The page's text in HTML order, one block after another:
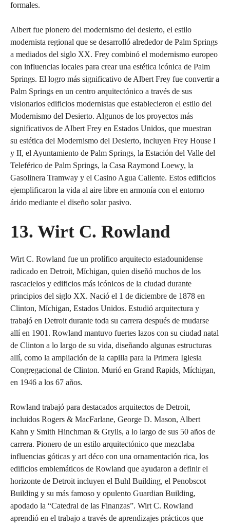
formales.
Albert fue pionero del modernismo del desierto, el estilo
modernista regional que se desarrolló alrededor de Palm Springs
a mediados del siglo XX. Frey combinó el modernismo europeo
con influencias locales para crear una estética icónica de Palm
Springs. El logro más significativo de Albert Frey fue convertir a
Palm Springs en un centro arquitectónico a través de sus
visionarios edificios modernistas que establecieron el estilo del
Modernismo del Desierto. Algunos de los proyectos más
significativos de Albert Frey en Estados Unidos, que muestran
su estética del Modernismo del Desierto, incluyen Frey House I
y II, el Ayuntamiento de Palm Springs, la Estación del Valle del
Teleférico de Palm Springs, la Casa Raymond Loewy, la
Gasolinera Tramway y el Casino Agua Caliente. Estos edificios
ejemplificaron la vida al aire libre en armonía con el entorno
árido mediante el diseño solar pasivo.
13. Wirt C. Rowland
Wirt C. Rowland fue un prolífico arquitecto estadounidense
radicado en Detroit, Míchigan, quien diseñó muchos de los
rascacielos y edificios más icónicos de la ciudad durante
principios del siglo XX. Nació el 1 de diciembre de 1878 en
Clinton, Míchigan, Estados Unidos. Estudió arquitectura y
trabajó en Detroit durante toda su carrera después de mudarse
allí en 1901. Rowland mantuvo fuertes lazos con su ciudad natal
de Clinton a lo largo de su vida, diseñando algunas estructuras
allí, como la ampliación de la capilla para la Primera Iglesia
Congregacional de Clinton. Murió en Grand Rapids, Míchigan,
en 1946 a los 67 años.
Rowland trabajó para destacados arquitectos de Detroit,
incluidos Rogers & MacFarlane, George D. Mason, Albert
Kahn y Smith Hinchman & Grylls, a lo largo de sus 50 años de
carrera. Pionero de un estilo arquitectónico que mezclaba
influencias góticas y art déco con una ornamentación rica, los
edificios emblemáticos de Rowland que ayudaron a definir el
horizonte de Detroit incluyen el Buhl Building, el Penobscot
Building y su más famoso y opulento Guardian Building,
apodado la “Catedral de las Finanzas”. Wirt C. Rowland
aprendió en el trabajo a través de aprendizajes prácticos que